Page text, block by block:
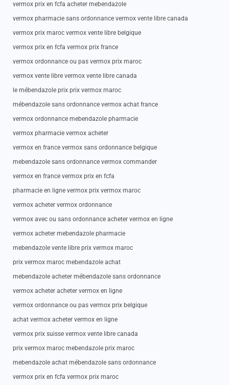
vermox prix en fcfa acheter mebendazole
vermox pharmacie sans ordonnance vermox vente libre canada
vermox prix maroc vermox vente libre belgique
vermox prix en fcfa vermox prix france
vermox ordonnance ou pas vermox prix maroc
vermox vente libre vermox vente libre canada
le mébendazole prix prix vermox maroc
mébendazole sans ordonnance vermox achat france
vermox ordonnance mebendazole pharmacie
vermox pharmacie vermox acheter
vermox en france vermox sans ordonnance belgique
mebendazole sans ordonnance vermox commander
vermox en france vermox prix en fcfa
pharmacie en ligne vermox prix vermox maroc
vermox acheter vermox ordonnance
vermox avec ou sans ordonnance acheter vermox en ligne
vermox acheter mebendazole pharmacie
mebendazole vente libre prix vermox maroc
prix vermox maroc mebendazole achat
mebendazole acheter mébendazole sans ordonnance
vermox acheter acheter vermox en ligne
vermox ordonnance ou pas vermox prix belgique
achat vermox acheter vermox en ligne
vermox prix suisse vermox vente libre canada
prix vermox maroc mebendazole prix maroc
mebendazole achat mébendazole sans ordonnance
vermox prix en fcfa vermox prix maroc